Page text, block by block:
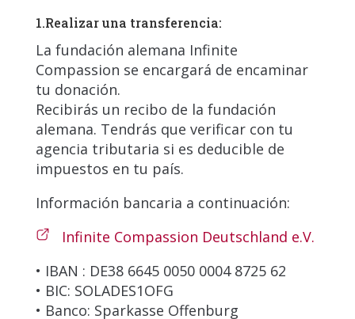
1.Realizar una transferencia:
La fundación alemana Infinite
Compassion se encargará de encaminar
tu donación.
Recibirás un recibo de la fundación
alemana. Tendrás que verificar con tu
agencia tributaria si es deducible de
impuestos en tu país.
Información bancaria a continuación:
Infinite Compassion Deutschland e.V.
• IBAN : DE38 6645 0050 0004 8725 62
• BIC: SOLADES1OFG
• Banco: Sparkasse Offenburg